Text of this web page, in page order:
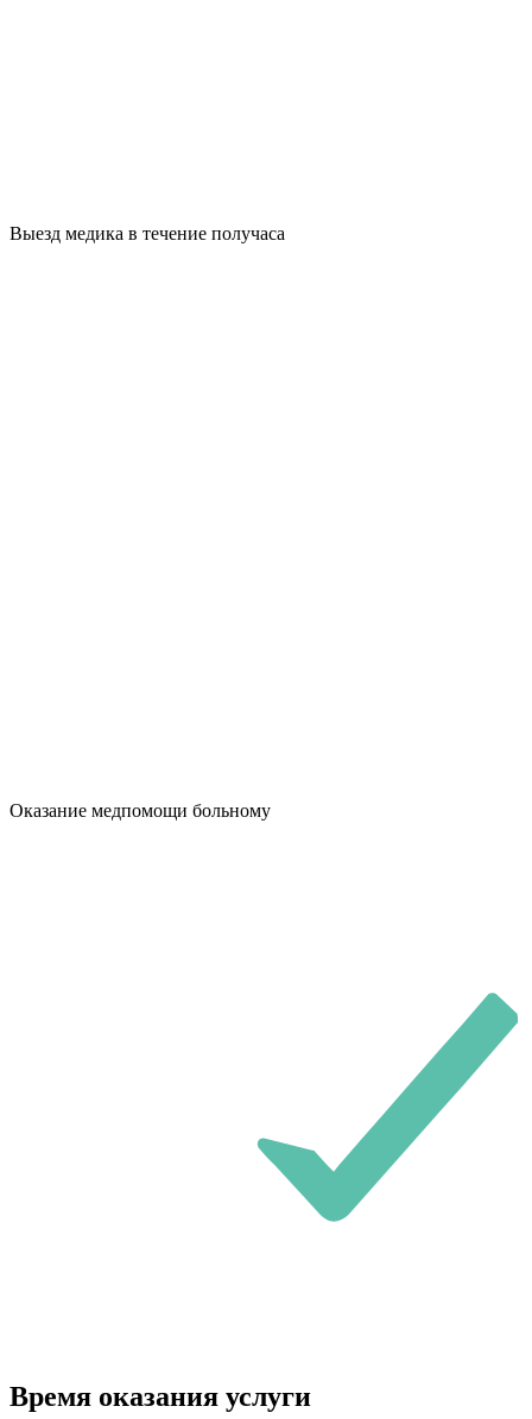
Выезд медика в течение получаса
Оказание медпомощи больному
Время оказания услуги